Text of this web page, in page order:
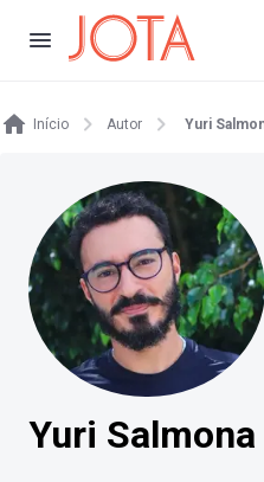
Início Autor Yuri
Yuri Salmona